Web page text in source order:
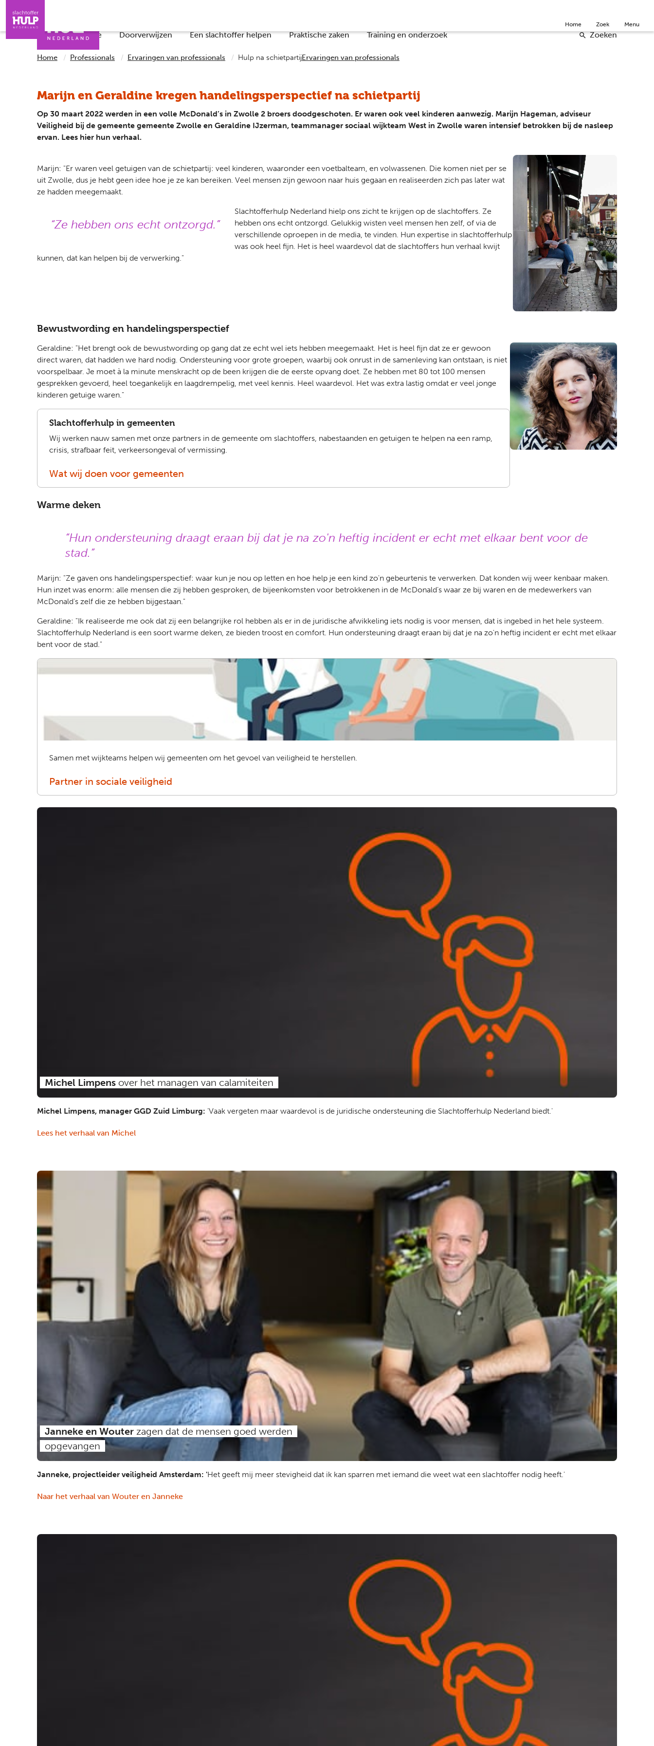
Wat is de situatie Doorverwijzen Een slachtoffer helpen Praktische zaken Training en onderzoek Zoeken
Home Zoek Menu
Home Professionals Ervaringen van professionals Hulp na schietpartijErvaringen van professionals
Marijn en Geraldine kregen handelingsperspectief na schietpartij
Op 30 maart 2022 werden in een volle McDonald’s in Zwolle 2 broers doodgeschoten. Er waren ook veel kinderen aanwezig. Marijn Hageman, adviseur
Veiligheid bij de gemeente gemeente Zwolle en Geraldine IJzerman, teammanager sociaal wijkteam West in Zwolle waren intensief betrokken bij de nasleep
ervan. Lees hier hun verhaal.
Marijn: "Er waren veel getuigen van de schietpartij: veel kinderen, waaronder een voetbalteam, en volwassenen. Die komen niet per se
uit Zwolle, dus je hebt geen idee hoe je ze kan bereiken. Veel mensen zijn gewoon naar huis gegaan en realiseerden zich pas later wat
ze hadden meegemaakt.
Ze hebben ons echt ontzorgd.
Slachtofferhulp Nederland hielp ons zicht te krijgen op de slachtoffers. Ze
hebben ons echt ontzorgd. Gelukkig wisten veel mensen hen zelf, of via de
verschillende oproepen in de media, te vinden. Hun expertise in slachtofferhulp
was ook heel fijn. Het is heel waardevol dat de slachtoffers hun verhaal kwijt
kunnen, dat kan helpen bij de verwerking."
Bewustwording en handelingsperspectief
Geraldine: "Het brengt ook de bewustwording op gang dat ze echt wel iets hebben meegemaakt. Het is heel fijn dat ze er gewoon
direct waren, dat hadden we hard nodig. Ondersteuning voor grote groepen, waarbij ook onrust in de samenleving kan ontstaan, is niet
voorspelbaar. Je moet à la minute menskracht op de been krijgen die de eerste opvang doet. Ze hebben met 80 tot 100 mensen
gesprekken gevoerd, heel toegankelijk en laagdrempelig, met veel kennis. Heel waardevol. Het was extra lastig omdat er veel jonge
kinderen getuige waren."
Slachtofferhulp in gemeenten
Wij werken nauw samen met onze partners in de gemeente om slachtoffers, nabestaanden en getuigen te helpen na een ramp,
crisis, strafbaar feit, verkeersongeval of vermissing.
Wat wij doen voor gemeenten
Warme deken
Hun ondersteuning draagt eraan bij dat je na zo'n heftig incident er echt met elkaar bent voor de
stad.
Marijn: "Ze gaven ons handelingsperspectief: waar kun je nou op letten en hoe help je een kind zo'n gebeurtenis te verwerken. Dat konden wij weer kenbaar maken.
Hun inzet was enorm: alle mensen die zij hebben gesproken, de bijeenkomsten voor betrokkenen in de McDonald’s waar ze bij waren en de medewerkers van
McDonald’s zelf die ze hebben bijgestaan."
Geraldine: "Ik realiseerde me ook dat zij een belangrijke rol hebben als er in de juridische afwikkeling iets nodig is voor mensen, dat is ingebed in het hele systeem.
Slachtofferhulp Nederland is een soort warme deken, ze bieden troost en comfort. Hun ondersteuning draagt eraan bij dat je na zo'n heftig incident er echt met elkaar
bent voor de stad."
Samen met wijkteams helpen wij gemeenten om het gevoel van veiligheid te herstellen.
Partner in sociale veiligheid
Michel Limpens over het managen van calamiteiten
Michel Limpens, manager GGD Zuid Limburg: 'Vaak vergeten maar waardevol is de juridische ondersteuning die Slachtofferhulp Nederland biedt.'
Lees het verhaal van Michel
Janneke en Wouter zagen dat de mensen goed werden
opgevangen
Janneke, projectleider veiligheid Amsterdam: 'Het geeft mij meer stevigheid dat ik kan sparren met iemand die weet wat een slachtoffer nodig heeft.'
Naar het verhaal van Wouter en Janneke